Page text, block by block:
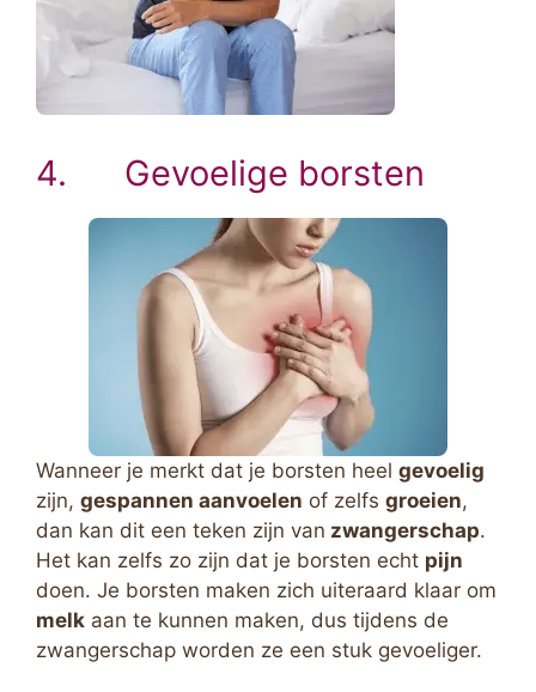
4. Gevoelige borsten
Wanneer je merkt dat je borsten heel gevoelig
zijn, gespannen aanvoelen of zelfs groeien,
dan kan dit een teken zijn van zwangerschap.
Het kan zelfs zo zijn dat je borsten echt pijn
doen. Je borsten maken zich uiteraard klaar om
melk aan te kunnen maken, dus tijdens de
zwangerschap worden ze een stuk gevoeliger.